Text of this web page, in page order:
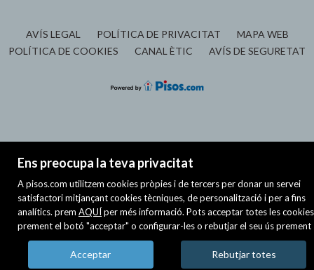
Ens preocupa la teva privacitat
A pisos.com utilitzem cookies pròpies i de tercers per donar un servei
satisfactori mitjançant cookies tècniques, de personalització i per a fins
analítics. prem AQUÍ per més informació. Pots acceptar totes les cookies
prement el botó "acceptar" o configurar-les o rebutjar el seu ús prement
Acceptar Rebutjar totes
AVÍS LEGAL POLÍTICA DE PRIVACITAT
MAPA WEB
POLÍTICA DE COOKIES
CANAL ÈTIC AVÍS DE SEGURETAT